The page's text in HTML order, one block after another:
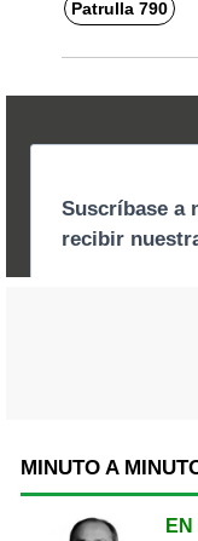
Patrulla 790
MINUTO A